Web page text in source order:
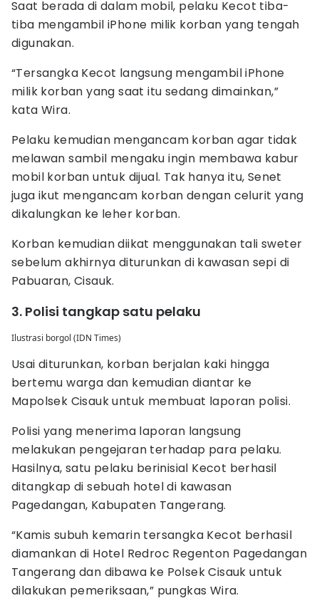
Saat berada di dalam mobil, pelaku Kecot tiba-
tiba mengambil iPhone milik korban yang tengah
digunakan.
“Tersangka Kecot langsung mengambil iPhone
milik korban yang saat itu sedang dimainkan,”
kata Wira.
Pelaku kemudian mengancam korban agar tidak
melawan sambil mengaku ingin membawa kabur
mobil korban untuk dijual. Tak hanya itu, Senet
juga ikut mengancam korban dengan celurit yang
dikalungkan ke leher korban.
Korban kemudian diikat menggunakan tali sweter
sebelum akhirnya diturunkan di kawasan sepi di
Pabuaran, Cisauk.
3. Polisi tangkap satu pelaku
Ilustrasi borgol (IDN Times)
Usai diturunkan, korban berjalan kaki hingga
bertemu warga dan kemudian diantar ke
Mapolsek Cisauk untuk membuat laporan polisi.
Polisi yang menerima laporan langsung
melakukan pengejaran terhadap para pelaku.
Hasilnya, satu pelaku berinisial Kecot berhasil
ditangkap di sebuah hotel di kawasan
Pagedangan, Kabupaten Tangerang.
“Kamis subuh kemarin tersangka Kecot berhasil
diamankan di Hotel Redroc Regenton Pagedangan
Tangerang dan dibawa ke Polsek Cisauk untuk
dilakukan pemeriksaan,” pungkas Wira.